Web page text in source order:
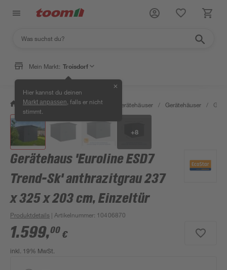
Mein Markt: Troisdorf
Hier kannst du deinen
Markt anpassen , falls er nicht
stimmt.
✕
/ Garten & Freizeit / Garten- & Gerätehäuser / Gerätehäuser /
+8
Gerätehaus 'Euroline ESD7
Trend-Sk' anthrazitgrau 237
x 325 x 203 cm, Einzeltür
Produktdetails | Artikelnummer: 10406870
1.599,00 €
inkl. 19% MwSt.